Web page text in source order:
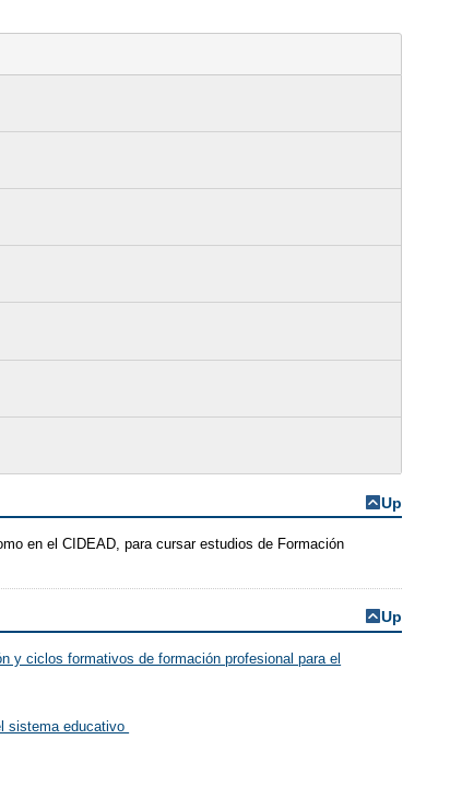
Up
en el CIDEAD, para cursar estudios de Formación
Up
y ciclos formativos de formación profesional para el
sistema educativo